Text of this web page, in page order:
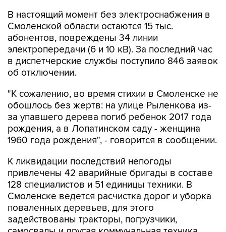
В настоящий момент без электроснабжения в
Смоленской области остаются 15 тыс.
абонентов, повреждены 34 линии
электропередачи (6 и 10 кВ). За последний час
в диспетчерские службы поступило 846 заявок
об отключении.
"К сожалению, во время стихии в Смоленске не
обошлось без жертв: на улице Рыленкова из-
за упавшего дерева погиб ребенок 2017 года
рождения, а в Лопатинском саду - женщина
1960 года рождения", - говорится в сообщении.
К ликвидации последствий непогоды
привлечены 42 аварийные бригады в составе
128 специалистов и 51 единицы техники. В
Смоленске ведется расчистка дорог и уборка
поваленных деревьев, для этого
задействованы тракторы, погрузчики,